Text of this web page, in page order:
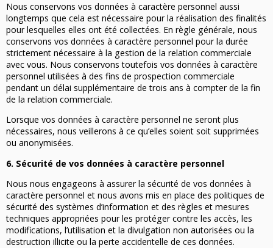
Nous conservons vos données à caractère personnel aussi
longtemps que cela est nécessaire pour la réalisation des finalités
pour lesquelles elles ont été collectées. En règle générale, nous
conservons vos données à caractère personnel pour la durée
strictement nécessaire à la gestion de la relation commerciale
avec vous. Nous conservons toutefois vos données à caractère
personnel utilisées à des fins de prospection commerciale
pendant un délai supplémentaire de trois ans à compter de la fin
de la relation commerciale.
Lorsque vos données à caractère personnel ne seront plus
nécessaires, nous veillerons à ce qu’elles soient soit supprimées
ou anonymisées.
6. Sécurité de vos données à caractère personnel
Nous nous engageons à assurer la sécurité de vos données à
caractère personnel et nous avons mis en place des politiques de
sécurité des systèmes d’information et des règles et mesures
techniques appropriées pour les protéger contre les accès, les
modifications, l’utilisation et la divulgation non autorisées ou la
destruction illicite ou la perte accidentelle de ces données.